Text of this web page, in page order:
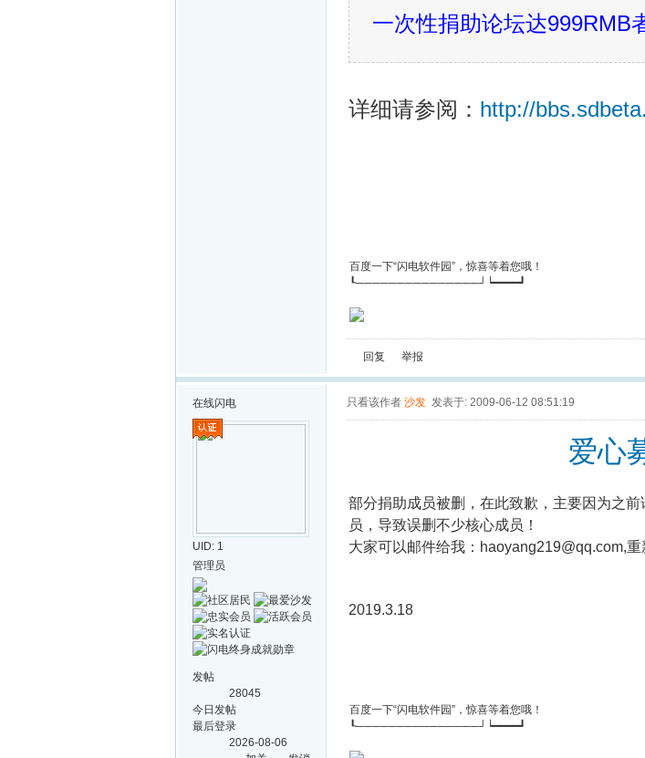
一次性捐助论坛达
详细请参阅： http://
百度一下“闪电软件园”，惊喜等着您哦！
┖───────────────┘┕━━━━┛
回复 举报
在线闪电
UID: 1
管理员
发帖
28045
今日发帖
最后登录
2026-08-06
只看该作者 沙发 发表于: 2009-06-12 08:51:19
爱心
部分捐助成员被删，在此致歉，主要因为之
员，导致误删不少核心成员！
大家可以邮件给我：haoyang219@qq.com,
2019.3.18
百度一下“闪电软件园”，惊喜等着您哦！
┖───────────────┘┕━━━━┛